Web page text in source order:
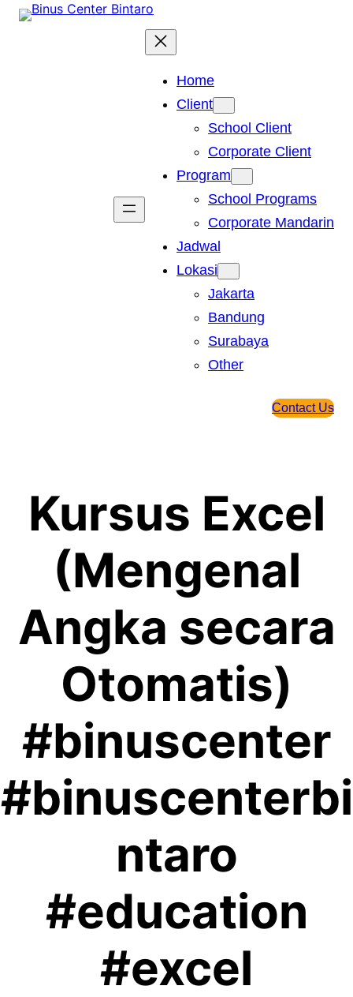
Skip
Home
Client
School Client
Corporate Client
Program
School Programs
Corporate Mandarin
Jadwal
Lokasi
Jakarta
Bandung
Surabaya
Other
Contact Us
Kursus Excel
(Mengenal
Angka secara
Otomatis)
#binuscenter
#binuscenterbi
ntaro
#education
#excel